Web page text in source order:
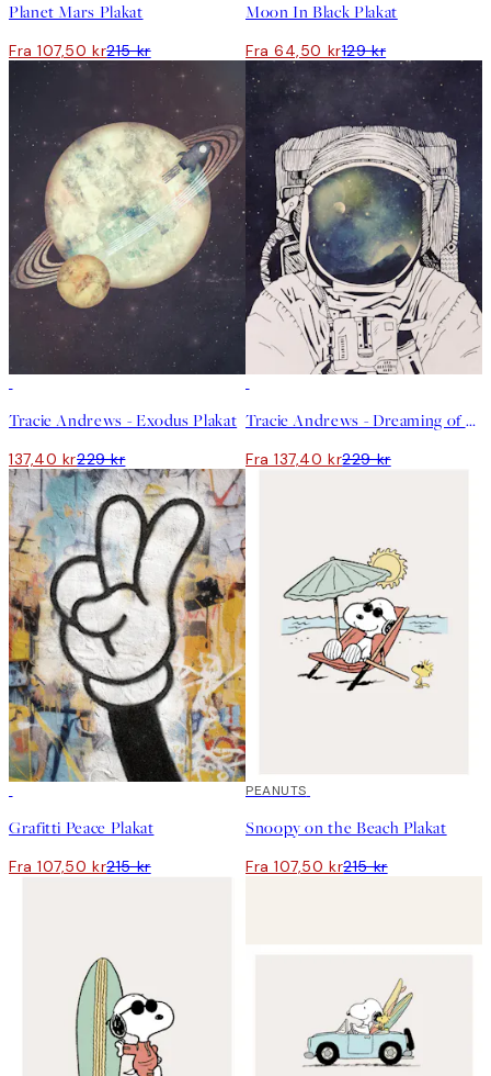
Planet Mars Plakat
Fra 107,50 kr215 kr
Moon In Black Plakat
Fra 64,50 kr129 kr
Tracie Andrews - Exodus Plakat
137,40 kr229 kr
Tracie Andrews - Dreaming of Space Plakat
Fra 137,40 kr229 kr
Grafitti Peace Plakat
Fra 107,50 kr215 kr
50%*
PEANUTS
Snoopy on the Beach Plakat
Fra 107,50 kr215 kr